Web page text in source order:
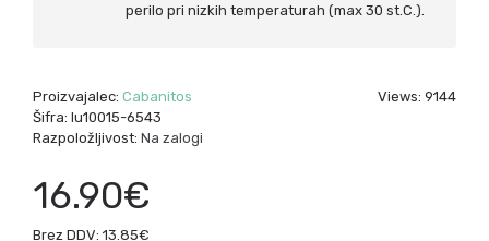
perilo pri nizkih temperaturah (max 30 st.C.).
Views: 9144
Proizvajalec: Cabanitos
Šifra: lu10015-6543
Razpoložljivost: Na zalogi
16.90€
Brez DDV: 13.85€